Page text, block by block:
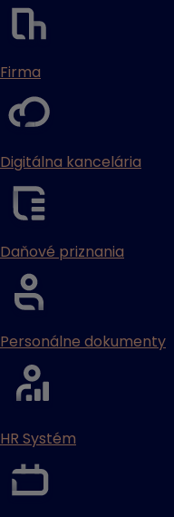
Firma
Digitálna kancelária
Daňové priznania
Personálne dokumenty
HR Systém